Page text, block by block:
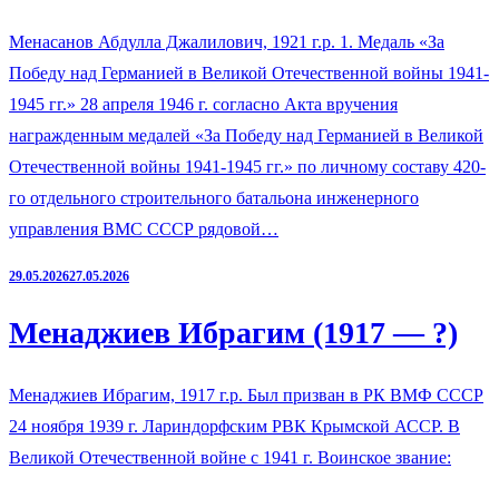
Менасанов Абдулла Джалилович, 1921 г.р. 1. Медаль «За
Победу над Германией в Великой Отечественной войны 1941-
1945 гг.» 28 апреля 1946 г. согласно Акта вручения
награжденным медалей «За Победу над Германией в Великой
Отечественной войны 1941-1945 гг.» по личному составу 420-
го отдельного строительного батальона инженерного
управления ВМС СССР рядовой…
29.05.202627.05.2026
Менаджиев Ибрагим (1917 — ?)
Менаджиев Ибрагим, 1917 г.р. Был призван в РК ВМФ СССР
24 ноября 1939 г. Лариндорфским РВК Крымской АССР. В
Великой Отечественной войне с 1941 г. Воинское звание: